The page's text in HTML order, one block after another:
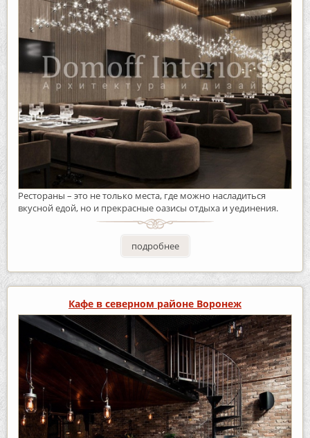
Рестораны – это не только места, где можно насладиться
вкусной едой, но и прекрасные оазисы отдыха и уединения.
подробнее
Кафе в северном районе Воронеж